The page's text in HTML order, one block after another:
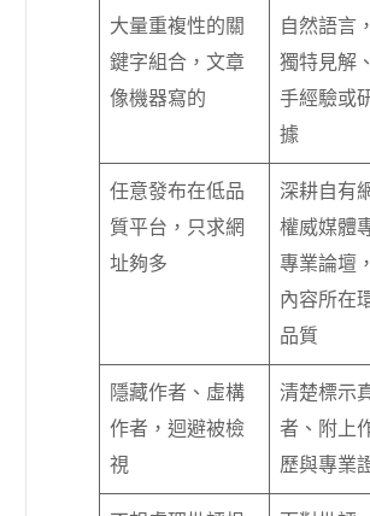
大量重複性的關
鍵字組合，文章
像機器寫的
自然語言
獨特見解
手經驗或
據
任意發布在低品
質平台，只求網
址夠多
深耕自有
權威媒體
專業論壇
內容所在
品質
隱藏作者、虛構
作者，迴避被檢
視
清楚標示
者、附上
歷與專業